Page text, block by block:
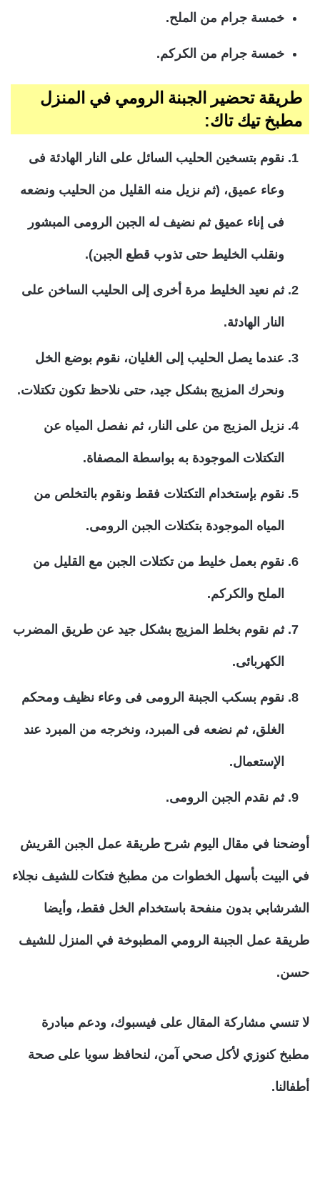
خمسة جرام من الملح.
خمسة جرام من الكركم.
طريقة تحضير الجبنة الرومي في المنزل
مطبخ تيك تاك:
نقوم بتسخين الحليب السائل على النار الهادئة فى
وعاء عميق، (ثم نزيل منه القليل من الحليب ونضعه
فى إناء عميق ثم نضيف له الجبن الرومى المبشور
ونقلب الخليط حتى تذوب قطع الجبن).
ثم نعيد الخليط مرة أخرى إلى الحليب الساخن على
النار الهادئة.
عندما يصل الحليب إلى الغليان، نقوم بوضع الخل
ونحرك المزيج بشكل جيد، حتى نلاحظ تكون تكتلات.
نزيل المزيج من على النار، ثم نفصل المياه عن
التكتلات الموجودة به بواسطة المصفاة.
نقوم بإستخدام التكتلات فقط ونقوم بالتخلص من
المياه الموجودة بتكتلات الجبن الرومى.
نقوم بعمل خليط من تكتلات الجبن مع القليل من
الملح والكركم.
ثم نقوم بخلط المزيج بشكل جيد عن طريق المضرب
الكهربائى.
نقوم بسكب الجبنة الرومى فى وعاء نظيف ومحكم
الغلق، ثم نضعه فى المبرد، ونخرجه من المبرد عند
الإستعمال.
ثم نقدم الجبن الرومى.
أوضحنا في مقال اليوم شرح طريقة عمل الجبن القريش
في البيت بأسهل الخطوات من مطبخ فتكات للشيف نجلاء
الشرشابي بدون منفحة باستخدام الخل فقط، وأيضا
طريقة عمل الجبنة الرومي المطبوخة في المنزل للشيف
حسن.
لا تنسي مشاركة المقال على فيسبوك، ودعم مبادرة
مطبخ كنوزي لأكل صحي آمن، لنحافظ سويا على صحة
أطفالنا.